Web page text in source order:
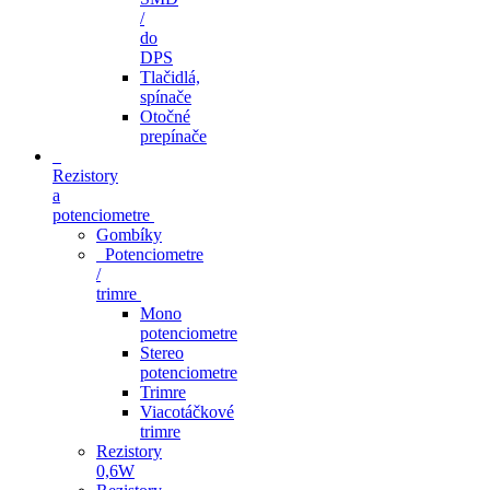
/
do
DPS
Tlačidlá,
spínače
Otočné
prepínače
Rezistory
a
potenciometre
Gombíky
Potenciometre
/
trimre
Mono
potenciometre
Stereo
potenciometre
Trimre
Viacotáčkové
trimre
Rezistory
0,6W